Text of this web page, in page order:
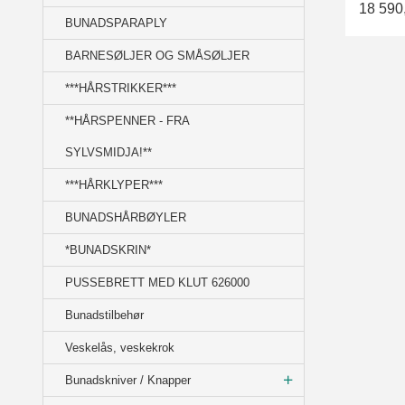
BUNADSPARAPLY
BARNESØLJER OG SMÅSØLJER
***HÅRSTRIKKER***
**HÅRSPENNER - FRA
SYLVSMIDJA!**
***HÅRKLYPER***
BUNADSHÅRBØYLER
*BUNADSKRIN*
PUSSEBRETT MED KLUT 626000
Bunadstilbehør
Veskelås, veskekrok
Bunadskniver / Knapper
18